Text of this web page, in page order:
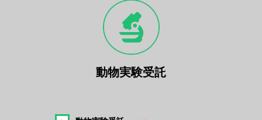
動物実験受託